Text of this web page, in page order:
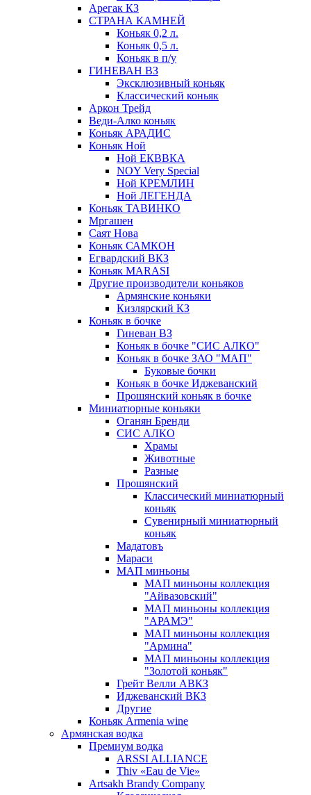
Арегак КЗ
СТРАНА КАМНЕЙ
Коньяк 0,2 л.
Коньяк 0,5 л.
Коньяк в п/у
ГИНЕВАН ВЗ
Эксклюзивный коньяк
Классический коньяк
Аркон Трейд
Веди-Алко коньяк
Коньяк АРАДИС
Коньяк Ной
Ной ЕКВВКА
NOY Very Special
Ной КРЕМЛИН
Ной ЛЕГЕНДА
Коньяк ТАВИНКО
Мргашен
Саят Нова
Коньяк САМКОН
Егвардский ВКЗ
Коньяк MARASI
Другие производители коньяков
Армянские коньяки
Кизлярский КЗ
Коньяк в бочке
Гиневан ВЗ
Коньяк в бочке "СИС АЛКО"
Коньяк в бочке ЗАО "МАП"
Буковые бочки
Коньяк в бочке Иджеванский
Прошянский коньяк в бочке
Миниатюрные коньяки
Оганян Бренди
СИС АЛКО
Храмы
Животные
Разные
Прошянский
Классический миниатюрный
коньяк
Сувенирный миниатюрный
коньяк
Мадатовъ
Мараси
МАП миньоны
МАП миньоны коллекция
"Айвазовский"
МАП миньоны коллекция
"АРАМЭ"
МАП миньоны коллекция
"Армина"
МАП миньоны коллекция
"Золотой коньяк"
Грейт Велли АВКЗ
Иджеванский ВКЗ
Другие
Коньяк Armenia wine
Армянская водка
Премиум водка
ARSSI ALLIANCE
Thiv «Eau de Vie»
Artsakh Brandy Company